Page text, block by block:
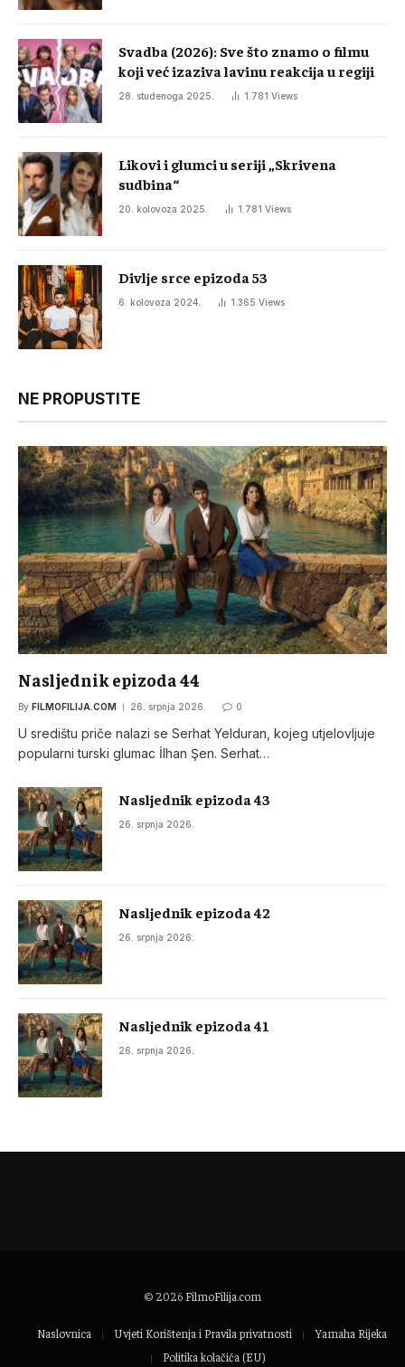
Svadba (2026): Sve što znamo o filmu
koji već izaziva lavinu reakcija u regiji
28. studenoga 2025. 1.781 Views
Likovi i glumci u seriji „Skrivena
sudbina“
20. kolovoza 2025. 1.781 Views
Divlje srce epizoda 53
6. kolovoza 2024. 1.365 Views
NE PROPUSTITE
Nasljednik epizoda 44
By FILMOFILIJA.COM 26. srpnja 2026. 0
U središtu priče nalazi se Serhat Yelduran, kojeg utjelovljuje
popularni turski glumac İlhan Şen. Serhat…
Nasljednik epizoda 43
26. srpnja 2026.
Nasljednik epizoda 42
26. srpnja 2026.
Nasljednik epizoda 41
26. srpnja 2026.
© 2026FilmoFilija.com
Naslovnica Uvjeti Korištenja i Pravila privatnosti
Yamaha Rijeka
Politika kolačića (EU)